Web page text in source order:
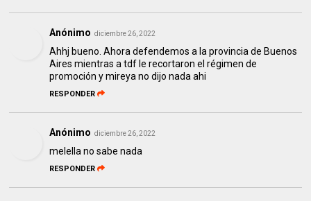
Anónimo diciembre 26, 2022
Ahhj bueno. Ahora defendemos a la provincia de Buenos
Aires mientras a tdf le recortaron el régimen de
promoción y mireya no dijo nada ahi
RESPONDER
Anónimo diciembre 26, 2022
melella no sabe nada
RESPONDER